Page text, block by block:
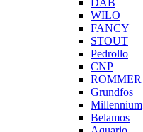
DAB
WILO
FANCY
STOUT
Pedrollo
CNP
ROMMER
Grundfos
Millennium
Belamos